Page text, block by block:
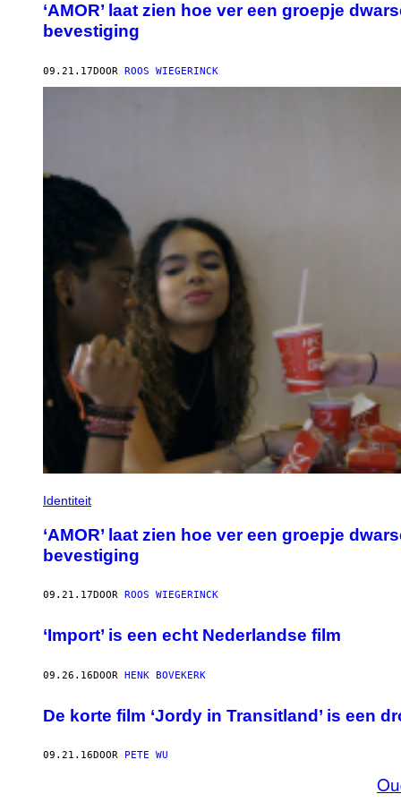
‘AMOR’ laat zien hoe ver een groepje
bevestiging
09.21.17DOOR ROOS WIEGERINCK
Identiteit
‘AMOR’ laat zien hoe ver een groepje
bevestiging
09.21.17DOOR ROOS WIEGERINCK
‘Import’ is een echt Nederlandse film
09.26.16DOOR HENK BOVEKERK
De korte film ‘Jordy in Transitland’ is een
09.21.16DOOR PETE WU